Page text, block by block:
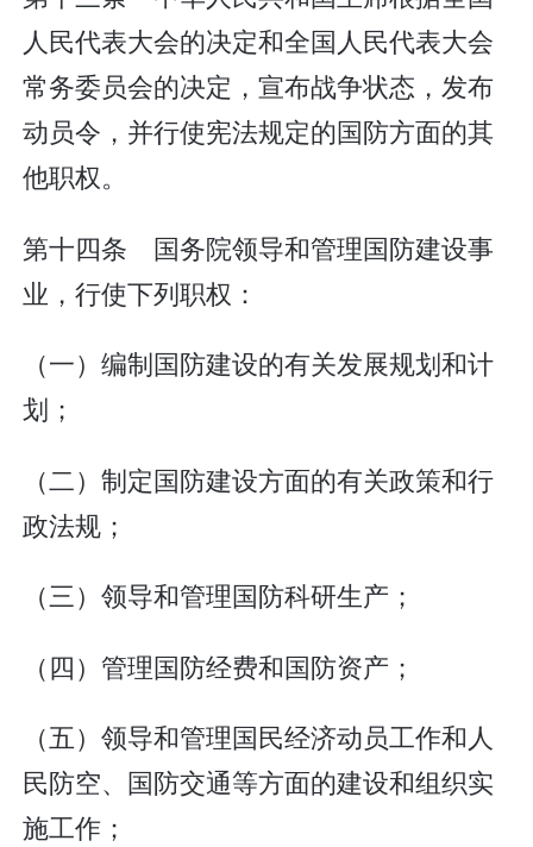
人民代表大会的决定和全国人民代表大会
常务委员会的决定，宣布战争状态，发布
动员令，并行使宪法规定的国防方面的其
他职权。
第十四条 国务院领导和管理国防建设事
业，行使下列职权：
（一）编制国防建设的有关发展规划和计
划；
（二）制定国防建设方面的有关政策和行
政法规；
（三）领导和管理国防科研生产；
（四）管理国防经费和国防资产；
（五）领导和管理国民经济动员工作和人
民防空、国防交通等方面的建设和组织实
施工作；